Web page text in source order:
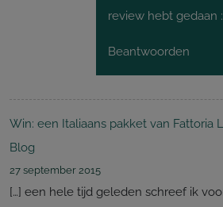
review hebt gedaan
Beantwoorden
Win: een Italiaans pakket van Fattoria
Blog
27 september 2015
[…] een hele tijd geleden schreef ik